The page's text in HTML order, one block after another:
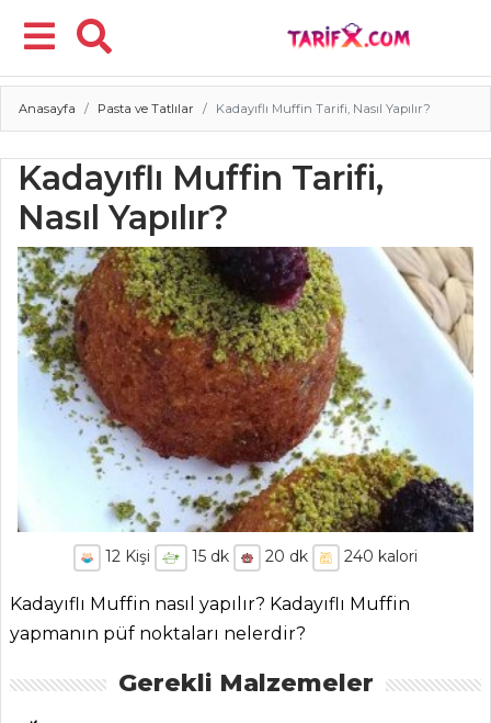
Menü
Anasayfa Pasta ve Tatlılar Kadayıflı Muffin Tarifi, Nasıl Yapılır?
Kadayıflı Muffin Tarifi,
Nasıl Yapılır?
12 Kişi 15dk 20 dk 240 kalori
Kadayıflı Muffin nasıl yapılır? Kadayıflı Muffin
yapmanın püf noktaları nelerdir?
Gerekli Malzemeler